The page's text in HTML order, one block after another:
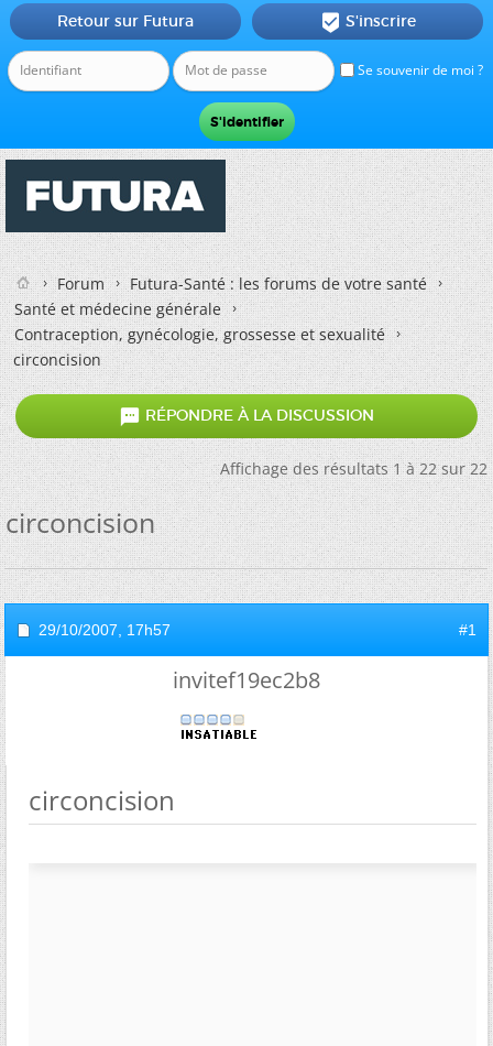
Se souvenir de moi ?
Retour sur Futura  S'inscrire
Forum
Futura-Santé : les forums de votre santé
Santé et médecine générale
Contraception, gynécologie, grossesse et sexualité
circoncision
 RÉPONDRE À LA DISCUSSION
Affichage des résultats 1 à 22 sur 22
circoncision
29/10/2007, 17h57 #1
invitef19ec2b8
circoncision